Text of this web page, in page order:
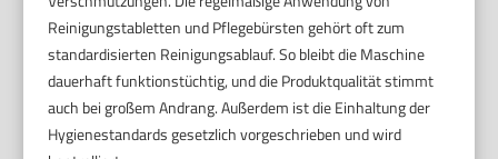
Reinigungstabletten und Pflegebürsten gehört oft zum
standardisierten Reinigungsablauf. So bleibt die Maschine
dauerhaft funktionstüchtig, und die Produktqualität stimmt
auch bei großem Andrang. Außerdem ist die Einhaltung der
Hygienestandards gesetzlich vorgeschrieben und wird